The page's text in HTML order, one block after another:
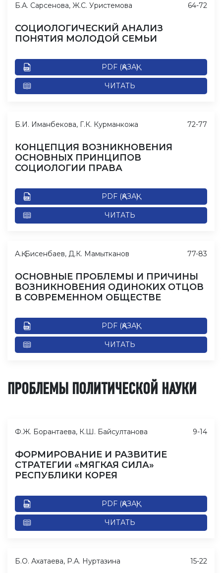
Б.А. Сарсенова, Ж.С. Уристемова
СОЦИОЛОГИЧЕСКИЙ АНАЛИЗ
ПОНЯТИЯ МОЛОДОЙ СЕМЬИ
PDF (ҚАЗАҚ)
ЧИТАТЬ
64-72
Б.И. Иманбекова, Г.К. Курманкожа
КОНЦЕПЦИЯ ВОЗНИКНОВЕНИЯ
ОСНОВНЫХ ПРИНЦИПОВ
СОЦИОЛОГИИ ПРАВА
PDF (ҚАЗАҚ)
ЧИТАТЬ
72-77
А.Қ. Бисенбаев, Д.К. Мамытканов
ОСНОВНЫЕ ПРОБЛЕМЫ И ПРИЧИНЫ
ВОЗНИКНОВЕНИЯ ОДИНОКИХ ОТЦОВ
В СОВРЕМЕННОМ ОБЩЕСТВЕ
PDF (ҚАЗАҚ)
ЧИТАТЬ
77-83
ПРОБЛЕМЫ ПОЛИТИЧЕСКОЙ НАУКИ
Ф.Ж. Борантаева, К.Ш. Байсултанова
ФОРМИРОВАНИЕ И РАЗВИТИЕ
СТРАТЕГИИ «МЯГКАЯ СИЛА»
РЕСПУБЛИКИ КОРЕЯ
PDF (ҚАЗАҚ)
ЧИТАТЬ
9-14
Б.О. Ахатаева, Р.А. Нуртазина 15-22